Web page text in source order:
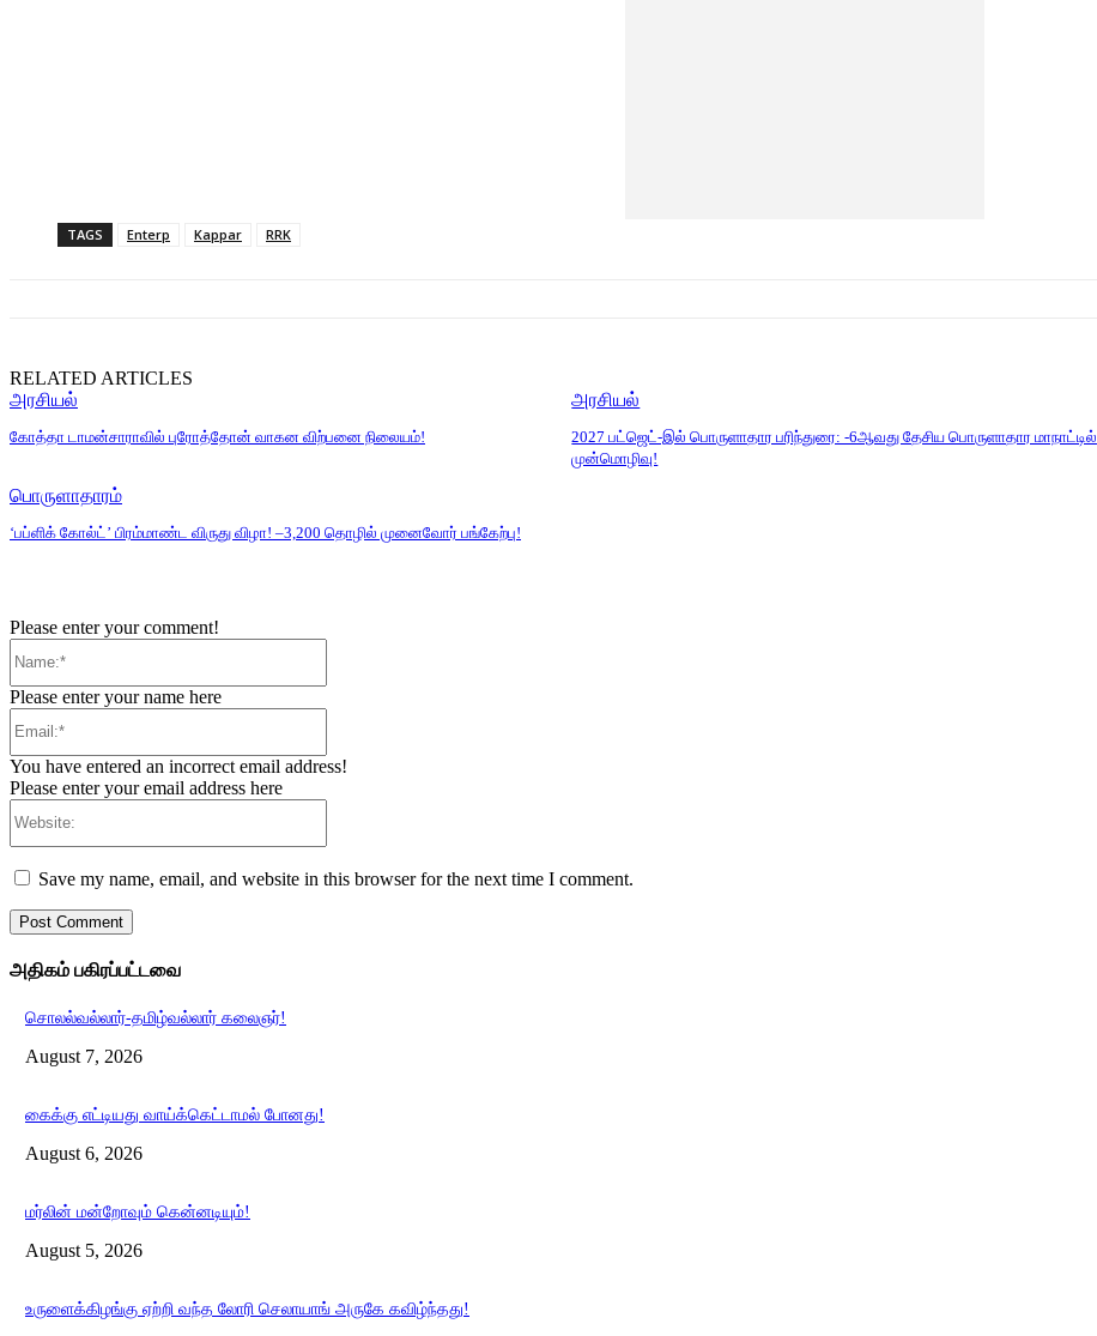
TAGS Enterp Kappar RRK
RELATED ARTICLES
அரசியல்
கோத்தா டாமன்சாராவில் புரோத்தோன் வாகன விற்பனை நிலையம்!
அரசியல்
2027 பட்ஜெட்-இல் பொருளாதார பரிந்துரை: -6ஆவது தேசிய பொருளாதார மாநாட்டில்
முன்மொழிவு!
பொருளாதாரம்
‘பப்ளிக் கோல்ட்’ பிரம்மாண்ட விருது விழா! –3,200 தொழில் முனைவோர் பங்கேற்பு!
Please enter your comment!
Please enter your name here
You have entered an incorrect email address!
Please enter your email address here
Save my name, email, and website in this browser for the next time I comment.
அதிகம் பகிரப்பட்டவை
சொலல்வல்லார்-தமிழ்வல்லார் கலைஞர்!
August 7, 2026
கைக்கு எட்டியது வாய்க்கெட்டாமல் போனது!
August 6, 2026
மர்லின் மன்றோவும் கென்னடியும்!
August 5, 2026
உருளைக்கிழங்கு ஏற்றி வந்த லோரி செலாயாங் அருகே கவிழ்ந்தது!